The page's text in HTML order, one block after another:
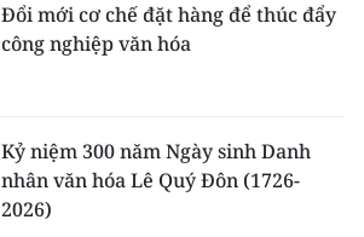
Đổi mới cơ chế đặt hàng để thúc đẩy
công nghiệp văn hóa
Kỷ niệm 300 năm Ngày sinh Danh
nhân văn hóa Lê Quý Đôn (1726-
2026)